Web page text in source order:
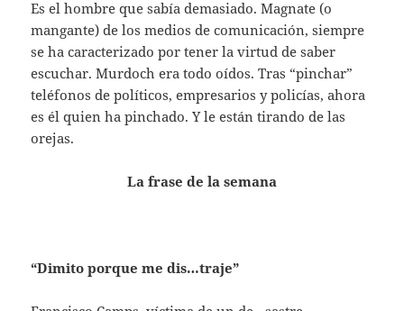
Es el hombre que sabía demasiado. Magnate (o
mangante) de los medios de comunicación, siempre
se ha caracterizado por tener la virtud de saber
escuchar. Murdoch era todo oídos. Tras “pinchar”
teléfonos de políticos, empresarios y policías, ahora
es él quien ha pinchado. Y le están tirando de las
orejas.
La frase de la semana
“Dimito porque me dis…traje”